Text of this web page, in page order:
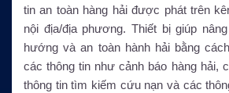
tin an toàn hàng hải được phát trên
nội địa/địa phương. Thiết bị giúp
hướng và an toàn hành hải bằng
các thông tin như cảnh báo hàng hải,
thông tin tìm kiếm cứu nạn và các